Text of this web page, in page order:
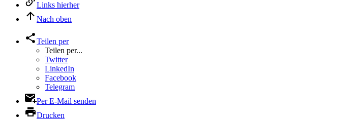
Links hierher
Nach oben
Teilen per
Teilen per...
Twitter
LinkedIn
Facebook
Telegram
Per E-Mail senden
Drucken